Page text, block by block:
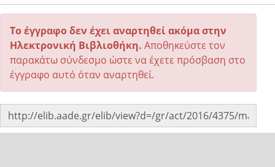
Το έγγραφο δεν έχει αναρτηθεί ακόμα στην
Ηλεκτρονική Βιβλιοθήκη. Αποθηκεύστε τον
παρακάτω σύνδεσμο ώστε να έχετε πρόσβαση στο
έγγραφο αυτό όταν αναρτηθεί.